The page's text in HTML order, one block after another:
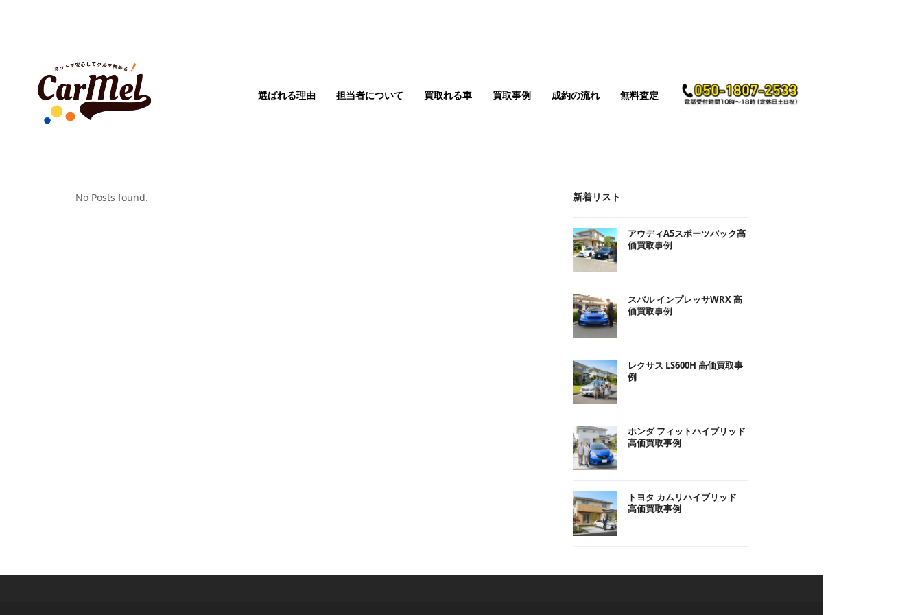
選ばれる理由 担当者について 買取れる車 買取事例 成約の流れ 無料査定
No Posts found. 新着リスト
アウディA5スポーツバック高
価買取事例
スバル インプレッサWRX 高
価買取事例
レクサス LS600H 高価買取事
例
ホンダ フィットハイブリッド
高価買取事例
トヨタ カムリハイブリッド
高価買取事例